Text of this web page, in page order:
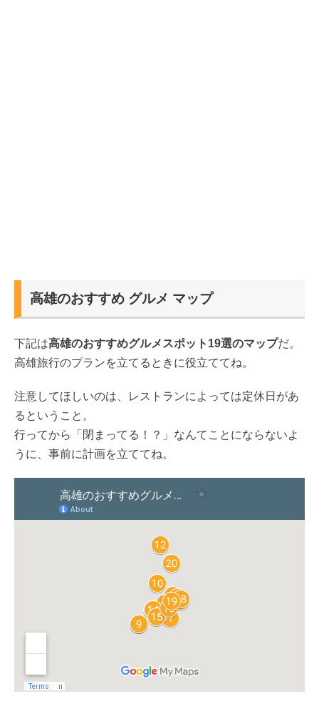
高雄のおすすめ グルメ マップ
下記は高雄のおすすめグルメスポット19選のマップだ。
高雄旅行のプランを立てるときに役立ててね。
注意してほしいのは、レストランによっては定休日があ
るということ。
行ってから「閉まってる！？」なんてことにならないよ
うに、事前に計画を立ててね。